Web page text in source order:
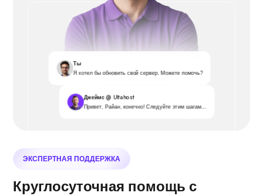
Ты
Я хотел бы обновить свой сервер. Можете помочь?
Джеймс @ Ultahost
Привет, Райан, конечно! Следуйте этим шагам...
ЭКСПЕРТНАЯ ПОДДЕРЖКА
Круглосуточная помощь с